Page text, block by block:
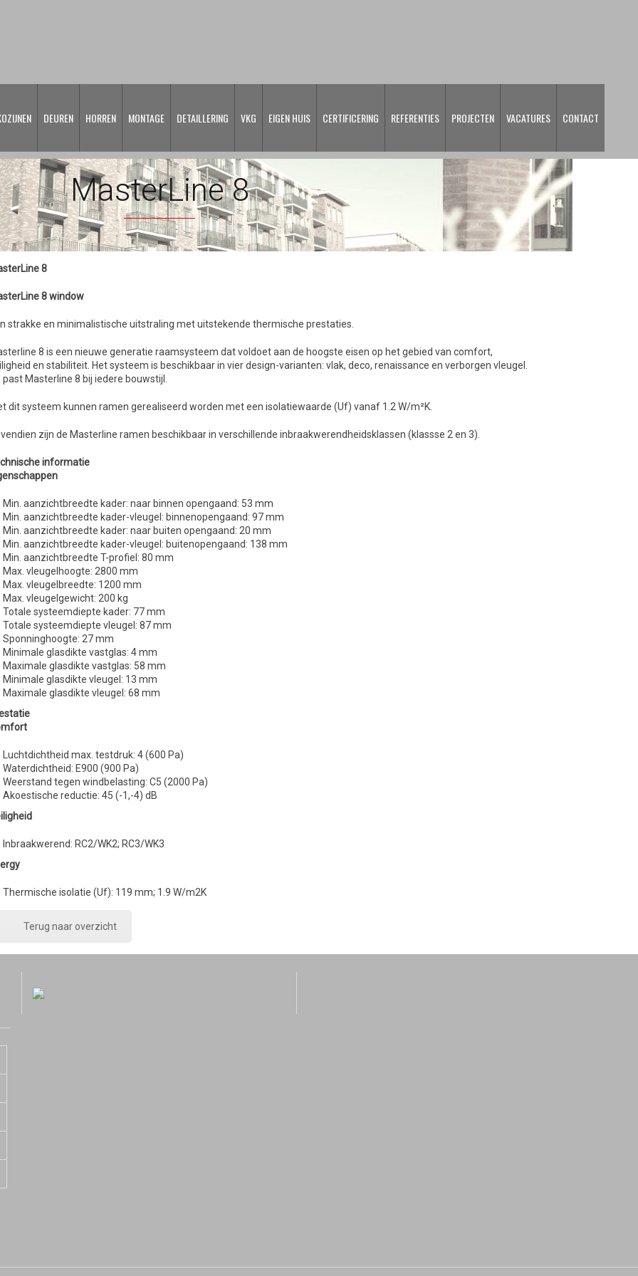
DEUREN HORREN MONTAGE DETAILLERING VKG EIGEN HUIS CERTIFICERING REFERENTIES PROJECTEN VACATURES CONTACT
MasterLine 8
8
8 window
strakke en minimalistische uitstraling met uitstekende thermische prestaties.
8 is een nieuwe generatie raamsysteem dat voldoet aan de hoogste eisen op het gebied van comfort,
en stabiliteit. Het systeem is beschikbaar in vier design-varianten: vlak, deco, renaissance en verborgen vleugel.
past Masterline 8 bij iedere bouwstijl.
dit systeem kunnen ramen gerealiseerd worden met een isolatiewaarde (Uf) vanaf 1.2 W/m²K.
zijn de Masterline ramen beschikbaar in verschillende inbraakwerendheidsklassen (klassse 2 en 3).
informatie
Min. aanzichtbreedte kader: naar binnen opengaand: 53 mm
Min. aanzichtbreedte kader-vleugel: binnenopengaand: 97 mm
Min. aanzichtbreedte kader: naar buiten opengaand: 20 mm
Min. aanzichtbreedte kader-vleugel: buitenopengaand: 138 mm
Min. aanzichtbreedte T-profiel: 80 mm
Max. vleugelhoogte: 2800 mm
Max. vleugelbreedte: 1200 mm
Max. vleugelgewicht: 200 kg
Totale systeemdiepte kader: 77 mm
Totale systeemdiepte vleugel: 87 mm
Sponninghoogte: 27 mm
Minimale glasdikte vastglas: 4 mm
Maximale glasdikte vastglas: 58 mm
Minimale glasdikte vleugel: 13 mm
Maximale glasdikte vleugel: 68 mm
Luchtdichtheid max. testdruk: 4 (600 Pa)
Waterdichtheid: E900 (900 Pa)
Weerstand tegen windbelasting: C5 (2000 Pa)
Akoestische reductie: 45 (-1,-4) dB
Inbraakwerend: RC2/WK2; RC3/WK3
Thermische isolatie (Uf): 119 mm; 1.9 W/m2K
Terug naar overzicht